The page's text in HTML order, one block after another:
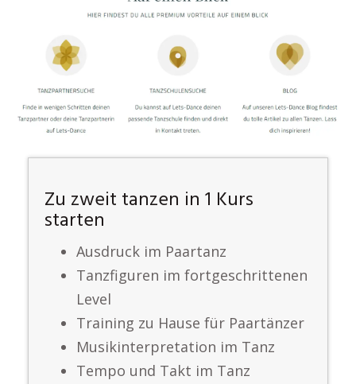
Zu zweit tanzen in 1 Kurs
starten
Ausdruck im Paartanz
Tanzfiguren im fortgeschrittenen
Level
Training zu Hause für Paartänzer
Musikinterpretation im Tanz
Tempo und Takt im Tanz